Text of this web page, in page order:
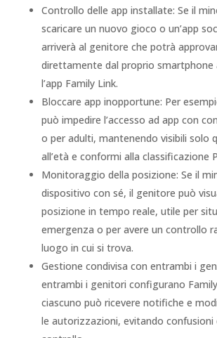
Controllo delle app installate: Se il
scaricare un nuovo gioco o un’app
arriverà al genitore che potrà
direttamente dal proprio smartphone
l’app Family Link.
Bloccare app inopportune: Per
può impedire l’accesso ad app con
o per adulti, mantenendo visibili solo
all’età e conformi alla classificazione
Monitoraggio della posizione: Se il
dispositivo con sé, il genitore può
posizione in tempo reale, utile per
emergenza o per avere un controllo
luogo in cui si trova.
Gestione condivisa con entrambi i
entrambi i genitori configurano
ciascuno può ricevere notifiche e
le autorizzazioni, evitando confusioni